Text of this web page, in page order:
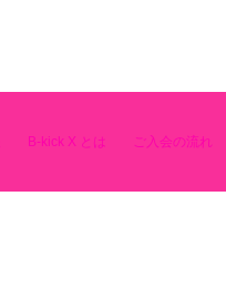
B-kick X とは ご入会の流れ